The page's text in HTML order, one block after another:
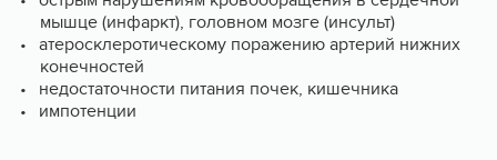
мышце (инфаркт), головном мозге (инсульт)
атеросклеротическому поражению артерий нижних
конечностей
недостаточности питания почек, кишечника
импотенции